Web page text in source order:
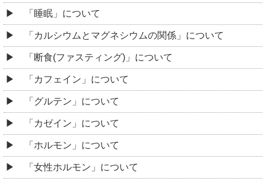
「睡眠」について
「カルシウムとマグネシウムの関係」について
「断食(ファスティング)」について
「カフェイン」について
「グルテン」について
「カゼイン」について
「ホルモン」について
「女性ホルモン」について